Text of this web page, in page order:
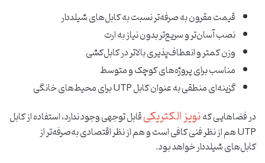
قیمت مقرون ‌به ‌صرفه‌تر نسبت به کابل‌های شیلددار
نصب آسان‌تر و سریع‌تر بدون نیاز به ارت
وزن کمتر و انعطاف‌پذیری بالاتر در کابل‌کشی
مناسب برای پروژه‌های کوچک و متوسط
گزینه‌ای منطقی به‌ عنوان کابل UTP برای محیط‌های خانگی
در فضاهایی کهنویز الکتریکیقابل‌ توجهی وجود ندارد، استفاده از کابل
UTP هم از نظر فنی کافی است و هم از نظر اقتصادی به‌صرفه‌تر از
کابل‌های شیلددار خواهد بود.